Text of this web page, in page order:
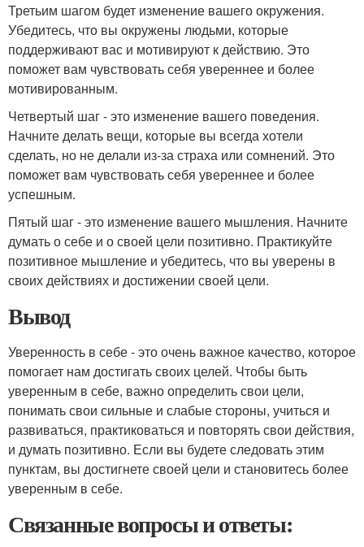
Третьим шагом будет изменение вашего окружения.
Убедитесь, что вы окружены людьми, которые
поддерживают вас и мотивируют к действию. Это
поможет вам чувствовать себя увереннее и более
мотивированным.
Четвертый шаг - это изменение вашего поведения.
Начните делать вещи, которые вы всегда хотели
сделать, но не делали из-за страха или сомнений. Это
поможет вам чувствовать себя увереннее и более
успешным.
Пятый шаг - это изменение вашего мышления. Начните
думать о себе и о своей цели позитивно. Практикуйте
позитивное мышление и убедитесь, что вы уверены в
своих действиях и достижении своей цели.
Вывод
Уверенность в себе - это очень важное качество, которое
помогает нам достигать своих целей. Чтобы быть
уверенным в себе, важно определить свои цели,
понимать свои сильные и слабые стороны, учиться и
развиваться, практиковаться и повторять свои действия,
и думать позитивно. Если вы будете следовать этим
пунктам, вы достигнете своей цели и становитесь более
уверенным в себе.
Связанные вопросы и ответы: